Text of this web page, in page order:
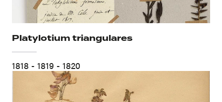
Platylotium triangulares
1818 - 1819 - 1820